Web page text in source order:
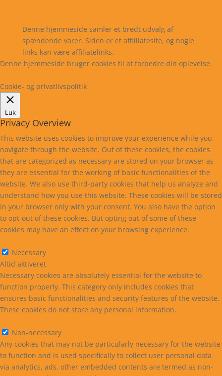
Denne hjemmeside samler et bredt udvalg af
spændende varer. Siden er et affiiliatesite, og nogle
links kan være affiliatelinks.
Denne hjemmeside bruger cookies til at forbedre din oplevelse.
Cookie- og privatlivspolitik
Luk
Privacy Overview
This website uses cookies to improve your experience while you
navigate through the website. Out of these cookies, the cookies
that are categorized as necessary are stored on your browser as
they are essential for the working of basic functionalities of the
website. We also use third-party cookies that help us analyze and
understand how you use this website. These cookies will be stored
in your browser only with your consent. You also have the option
to opt-out of these cookies. But opting out of some of these
cookies may have an effect on your browsing experience.
Necessary
Altid aktiveret
Necessary cookies are absolutely essential for the website to
function properly. This category only includes cookies that
ensures basic functionalities and security features of the website.
These cookies do not store any personal information.
Non-necessary
Any cookies that may not be particularly necessary for the website
to function and is used specifically to collect user personal data
via analytics, ads, other embedded contents are termed as non-